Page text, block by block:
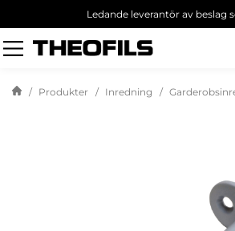
Ledande leverantör av beslag
Sök
produkt
Produkter Inredning